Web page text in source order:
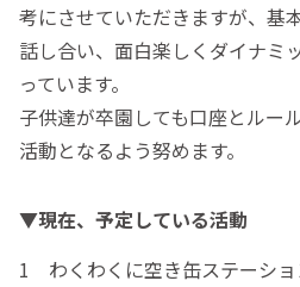
考にさせていただきますが、基
話し合い、面白楽しくダイナミ
っています。
子供達が卒園しても口座とルー
活動となるよう努めます。
▼現在、予定している活動
1 わくわくに空き缶ステーショ